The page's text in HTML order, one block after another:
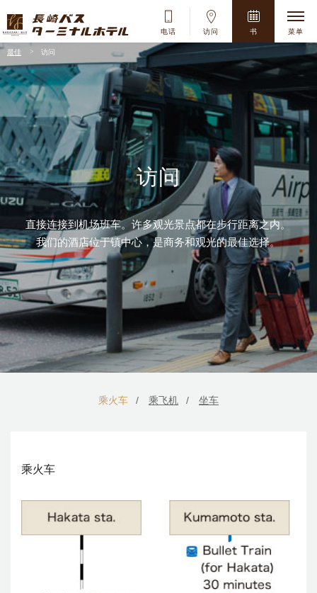
菜单
书
访问
电话
最佳 访问
访问
直接连接到机场班车。许多观光景点都在步行距离之内。
我们的酒店位于镇中心，是商务和观光的最佳选择。
乘火车 乘飞机 坐车
乘火车
8月 2026
Mo Tu We Sa
2 3 4 8
9 10 11 12 13 14 15
16 17 18 19 20 21
23 24 25 26 28 29
30 31